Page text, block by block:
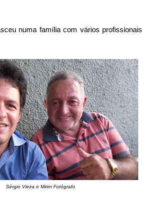
numa família com vários profissionais
Sérgio Vieira e Mirim Fotógrafo